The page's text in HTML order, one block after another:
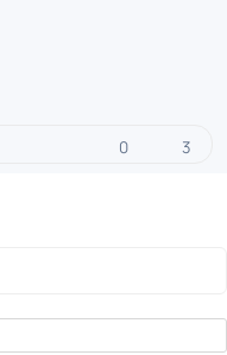
0 3